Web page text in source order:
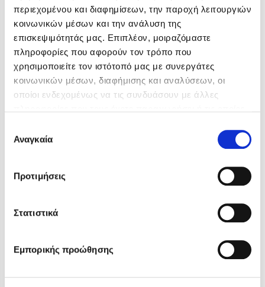
περιεχομένου και διαφημίσεων, την παροχή λειτουργιών
κοινωνικών μέσων και την ανάλυση της
επισκεψιμότητάς μας. Επιπλέον, μοιραζόμαστε
πληροφορίες που αφορούν τον τρόπο που
χρησιμοποιείτε τον ιστότοπό μας με συνεργάτες
κοινωνικών μέσων, διαφήμισης και αναλύσεων, οι
οποίοι ενδεχομένως να τις συνδυάσουν με άλλες
των υπηρεσιών τους. Αν συνεχίσετε να χρησιμοποιείτε
την ιστοσελίδα μας, συναινείτε στη χρήση των cookies
συγκατάθεσης
Αναγκαία
Προτιμήσεις
Στατιστικά
Εμπορικής προώθησης
Τιμή εκδότη 27.75€ Τιμή εκδότη 15.50€